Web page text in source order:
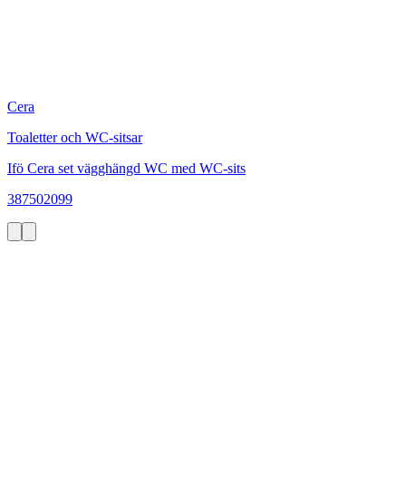
Cera
Toaletter och WC-sitsar
Ifö Cera set vägghängd WC med WC-sits
387502099